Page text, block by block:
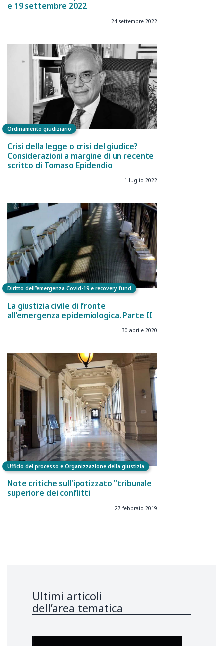
e 19 settembre 2022
24 settembre 2022
Ordinamento giudiziario
Crisi della legge o crisi del giudice?
Considerazioni a margine di un recente
scritto di Tomaso Epidendio
1 luglio 2022
Diritto dell”emergenza Covid-19 e recovery fund
La giustizia civile di fronte
all’emergenza epidemiologica. Parte II
30 aprile 2020
Ufficio del processo e Organizzazione della giustizia
Note critiche sull'ipotizzato "tribunale
superiore dei conflitti
27 febbraio 2019
Ultimi articoli
dell’area tematica